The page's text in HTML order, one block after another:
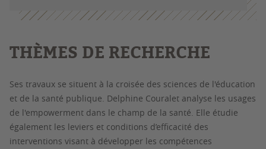
THÈMES DE RECHERCHE
Ses travaux se situent à la croisée des sciences de l'éducation
et de la santé publique. Delphine Couralet analyse les usages
de l'empowerment dans le champ de la santé. Elle étudie
également les leviers et conditions d’efficacité des
interventions visant à développer les compétences